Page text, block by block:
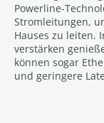
Powerline-
Stromleitungen,
Hauses zu leiten.
verstärken
können sogar
und geringere